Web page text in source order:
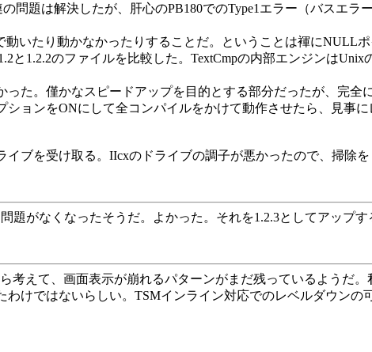
問題は解決したが、肝心のPB180でのType1エラー（バスエラ
いたり動かなかったりすることだ。ということは褌にNULL
と1.2.2のファイルを比較した。TextCmpの内部エンジンは
た。僅かなスピードアップを目的とする部分だったが、完
ョンをONにして全コンパイルをかけて動作させたら、見事
ブを受け取る。IIcxのドライブの調子が悪かったので、掃除を
題がなくなったそうだ。よかった。それを1.2.3としてアップす
考えて、画面表示が崩れるパターンがまだ残っているようだ
けではないらしい。TSMインライン対応でのレベルダウン